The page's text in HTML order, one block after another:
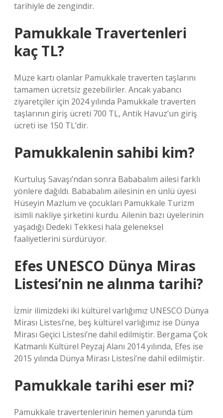
tarihiyle de zengindir.
Pamukkale Travertenleri
kaç TL?
Müze kartı olanlar Pamukkale traverten taşlarını
tamamen ücretsiz gezebilirler. Ancak yabancı
ziyaretçiler için 2024 yılında Pamukkale traverten
taşlarının giriş ücreti 700 TL, Antik Havuz’un giriş
ücreti ise 150 TL’dir.
Pamukkalenin sahibi kim?
Kurtuluş Savaşı’ndan sonra Bababalım ailesi farklı
yönlere dağıldı. Bababalım ailesinin en ünlü üyesi
Hüseyin Mazlum ve çocukları Pamukkale Turizm
isimli nakliye şirketini kurdu. Ailenin bazı üyelerinin
yaşadığı Dedeki Tekkesi hala geleneksel
faaliyetlerini sürdürüyor.
Efes UNESCO Dünya Miras
Listesi’nin ne alınma tarihi?
İzmir ilimizdeki iki kültürel varlığımız UNESCO Dünya
Mirası Listesi’ne, beş kültürel varlığımız ise Dünya
Mirası Geçici Listesi’ne dahil edilmiştir. Bergama Çok
Katmanlı Kültürel Peyzaj Alanı 2014 yılında, Efes ise
2015 yılında Dünya Mirası Listesi’ne dahil edilmiştir.
Pamukkale tarihi eser mi?
Pamukkale travertenlerinin hemen yanında tüm